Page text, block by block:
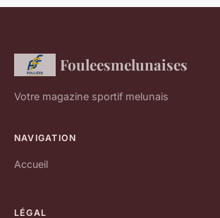
Fouleesmelunaises
Votre magazine sportif melunais
NAVIGATION
Accueil
LÉGAL